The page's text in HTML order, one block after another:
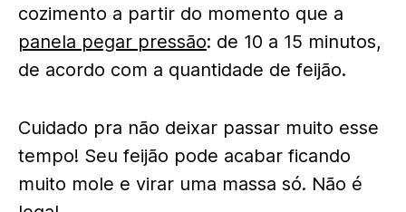
cozimento a partir do momento que a
panela pegar pressão: de 10 a 15 minutos,
de acordo com a quantidade de feijão.
Cuidado pra não deixar passar muito esse
tempo! Seu feijão pode acabar ficando
muito mole e virar uma massa só. Não é